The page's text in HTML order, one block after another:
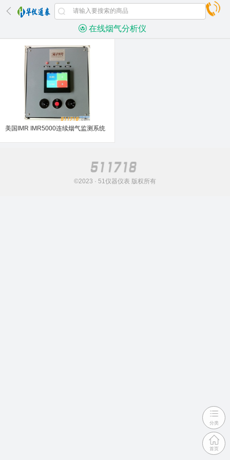
在线烟气分析仪
美国IMR IMR5000连续烟气监测系统
©2023 · 51仪器仪表 版权所有
分类
首页